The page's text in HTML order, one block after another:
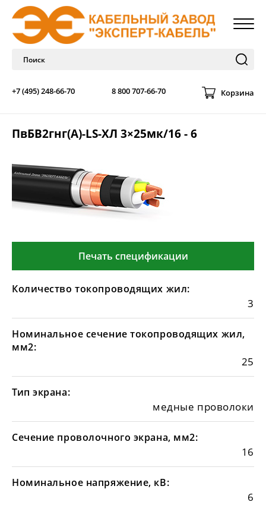
+7 (495) 248-66-70 8 800 707-66-70 Корзина
ПвБВ2гнг(А)-LS-ХЛ 3×25мк/16 - 6
Печать спецификации
Количество токопроводящих жил:
3
Номинальное сечение токопроводящих жил,
мм2:
25
Тип экрана:
медные проволоки
Сечение проволочного экрана, мм2:
16
Номинальное напряжение, кВ:
6